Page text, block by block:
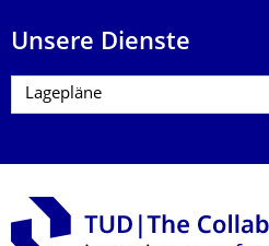
Unsere Dienste